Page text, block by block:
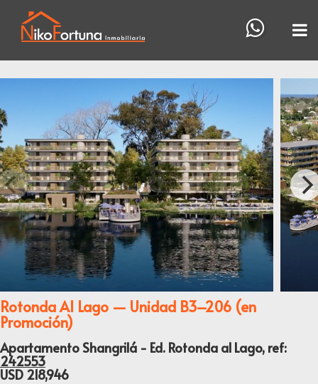
Rotonda Al Lago — Unidad B3–206 (en
Promoción)
Apartamento Shangrilá - Ed. Rotonda al Lago, ref:
242553
USD 218,946